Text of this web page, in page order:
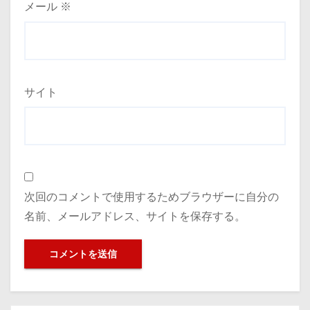
メール ※
サイト
次回のコメントで使用するためブラウザーに自分の
名前、メールアドレス、サイトを保存する。